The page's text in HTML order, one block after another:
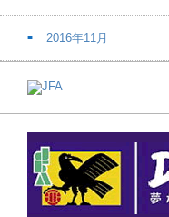
2016年11月